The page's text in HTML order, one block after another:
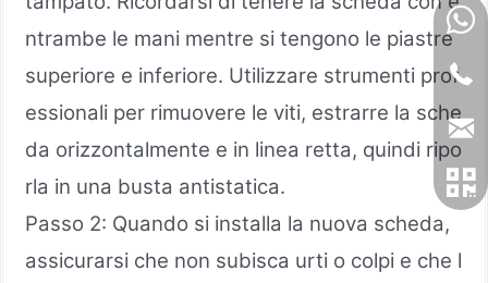
ntrambe le mani mentre si tengono le piastre
superiore e inferiore. Utilizzare strumenti prof
essionali per rimuovere le viti, estrarre la sche
da orizzontalmente e in linea retta, quindi ripo
rla in una busta antistatica.
Passo 2: Quando si installa la nuova scheda,
assicurarsi che non subisca urti o colpi e che l